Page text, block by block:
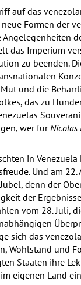
auf das
Formen der
das Imperium
zu beenden.
und die
das zu
wer für Nicolas
in
Und am 22.
denn der
der
vom 28. Juli,
sich das
Wohlstand und
Staaten ihre
eigenen Land